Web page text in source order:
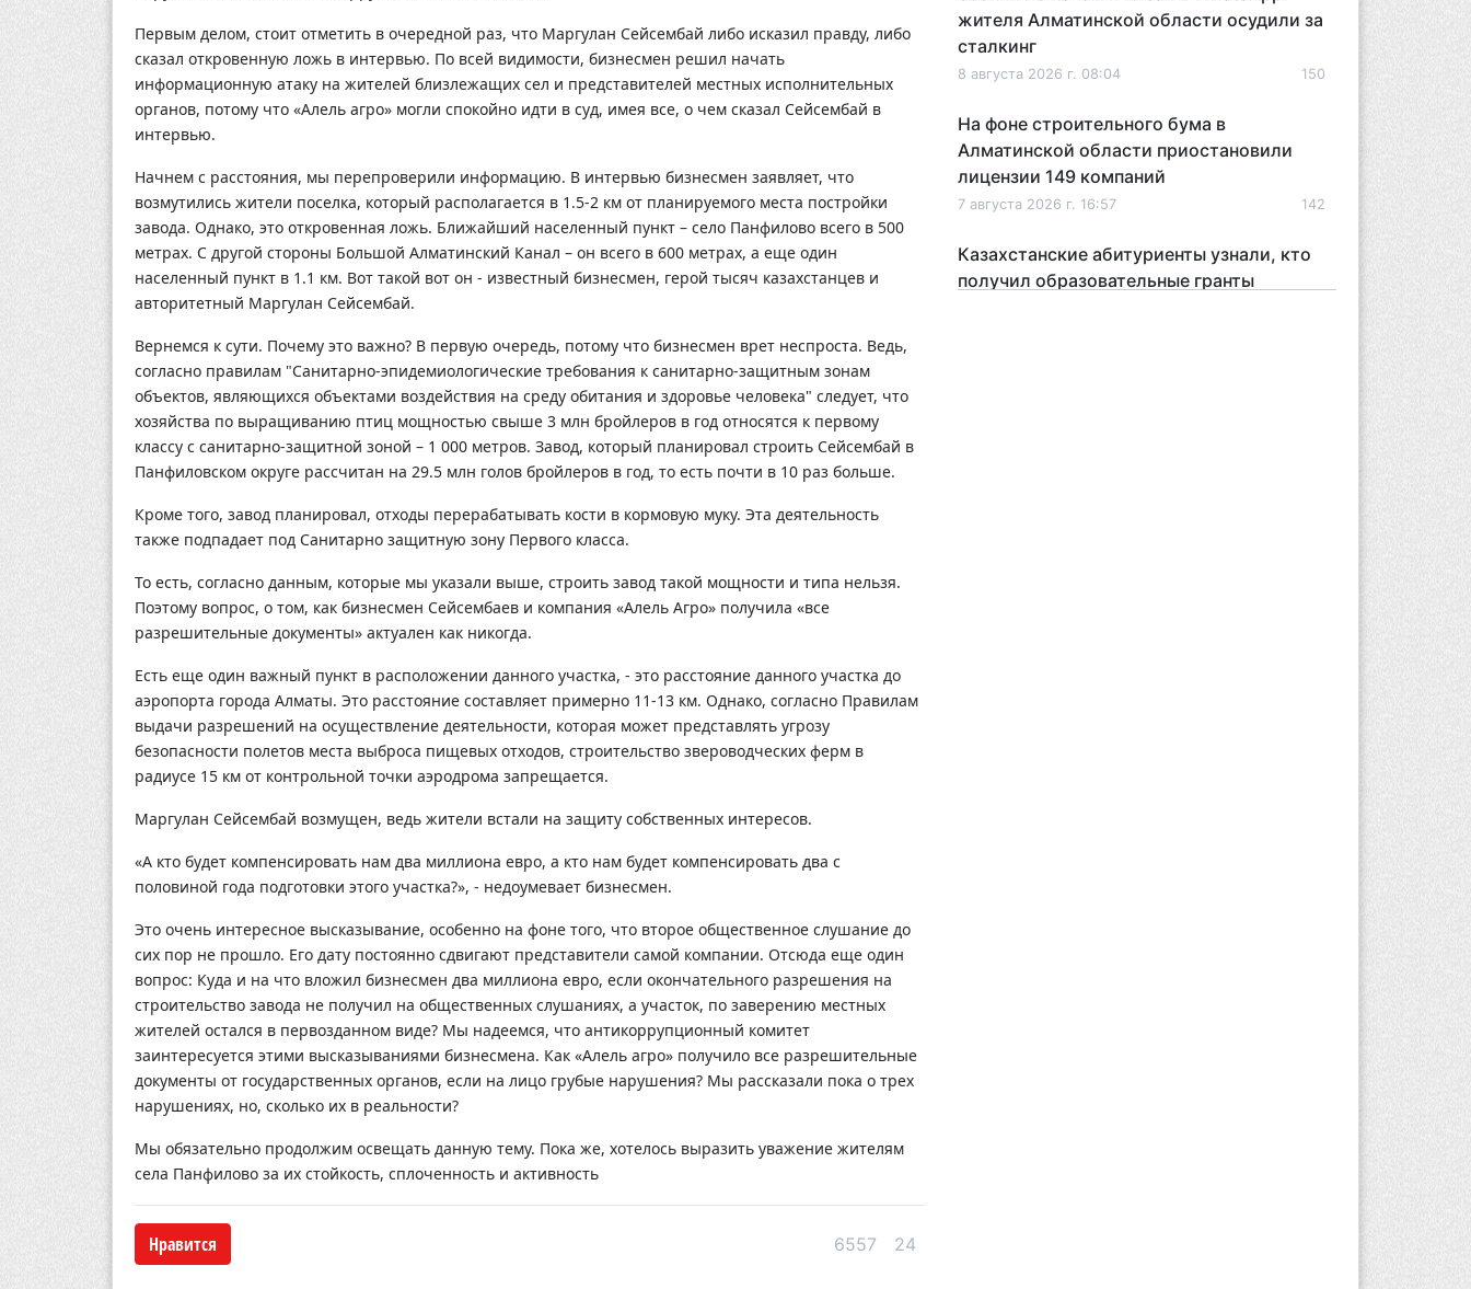
Первым делом, стоит отметить в очередной раз, что Маргулан Сейсембай либо исказил правду, либо
сказал откровенную ложь в интервью. По всей видимости, бизнесмен решил начать
информационную атаку на жителей близлежащих сел и представителей местных исполнительных
органов, потому что «Алель агро» могли спокойно идти в суд, имея все, о чем сказал Сейсембай в
интервью.
Начнем с расстояния, мы перепроверили информацию. В интервью бизнесмен заявляет, что
возмутились жители поселка, который располагается в 1.5-2 км от планируемого места постройки
завода. Однако, это откровенная ложь. Ближайший населенный пункт – село Панфилово всего в 500
метрах. С другой стороны Большой Алматинский Канал – он всего в 600 метрах, а еще один
населенный пункт в 1.1 км. Вот такой вот он - известный бизнесмен, герой тысяч казахстанцев и
авторитетный Маргулан Сейсембай.
Вернемся к сути. Почему это важно? В первую очередь, потому что бизнесмен врет неспроста. Ведь,
согласно правилам "Санитарно-эпидемиологические требования к санитарно-защитным зонам
объектов, являющихся объектами воздействия на среду обитания и здоровье человека" следует, что
хозяйства по выращиванию птиц мощностью свыше 3 млн бройлеров в год относятся к первому
классу с санитарно-защитной зоной – 1 000 метров. Завод, который планировал строить Сейсембай в
Панфиловском округе рассчитан на 29.5 млн голов бройлеров в год, то есть почти в 10 раз больше.
Кроме того, завод планировал, отходы перерабатывать кости в кормовую муку. Эта деятельность
также подпадает под Санитарно защитную зону Первого класса.
То есть, согласно данным, которые мы указали выше, строить завод такой мощности и типа нельзя.
Поэтому вопрос, о том, как бизнесмен Сейсембаев и компания «Алель Агро» получила «все
разрешительные документы» актуален как никогда.
Есть еще один важный пункт в расположении данного участка, - это расстояние данного участка до
аэропорта города Алматы. Это расстояние составляет примерно 11-13 км. Однако, согласно Правилам
выдачи разрешений на осуществление деятельности, которая может представлять угрозу
безопасности полетов места выброса пищевых отходов, строительство звероводческих ферм в
радиусе 15 км от контрольной точки аэродрома запрещается.
Маргулан Сейсембай возмущен, ведь жители встали на защиту собственных интересов.
«А кто будет компенсировать нам два миллиона евро, а кто нам будет компенсировать два с
половиной года подготовки этого участка?», - недоумевает бизнесмен.
Это очень интересное высказывание, особенно на фоне того, что второе общественное слушание до
сих пор не прошло. Его дату постоянно сдвигают представители самой компании. Отсюда еще один
вопрос: Куда и на что вложил бизнесмен два миллиона евро, если окончательного разрешения на
строительство завода не получил на общественных слушаниях, а участок, по заверению местных
жителей остался в первозданном виде? Мы надеемся, что антикоррупционный комитет
заинтересуется этими высказываниями бизнесмена. Как «Алель агро» получило все разрешительные
документы от государственных органов, если на лицо грубые нарушения? Мы рассказали пока о трех
нарушениях, но, сколько их в реальности?
Мы обязательно продолжим освещать данную тему. Пока же, хотелось выразить уважение жителям
села Панфилово за их стойкость, сплоченность и активность
Нравится 6557 24
жителя Алматинской области осудили за
сталкинг
8 августа 2026 г. 08:04 150
На фоне строительного бума в
Алматинской области приостановили
лицензии 149 компаний
7 августа 2026 г. 16:57 142
Казахстанские абитуриенты узнали, кто
получил образовательные гранты